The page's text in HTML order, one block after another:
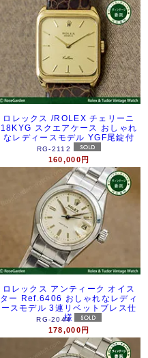
ロレックス /ROLEX チェリーニ
18KYG スクエアケース おしゃれ
なレディースモデル YGF尾錠付
RG-2112
160,000円
ロレックス アンティーク オイス
ター Ref.6406 おしゃれなレディ
ースモデル 3連リベットブレス仕
様
RG-2044
178,000円